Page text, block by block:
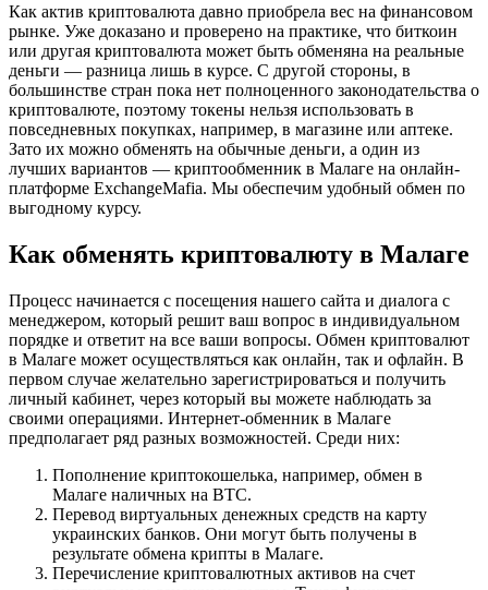
Как актив криптовалюта давно приобрела вес на финансовом
рынке. Уже доказано и проверено на практике, что биткоин
или другая криптовалюта может быть обменяна на реальные
деньги — разница лишь в курсе. С другой стороны, в
большинстве стран пока нет полноценного законодательства о
криптовалюте, поэтому токены нельзя использовать в
повседневных покупках, например, в магазине или аптеке.
Зато их можно обменять на обычные деньги, а один из
лучших вариантов — криптообменник в Малаге на онлайн-
платформе ExchangeMafia. Мы обеспечим удобный обмен по
выгодному курсу.
Как обменять криптовалюту в Малаге
Процесс начинается с посещения нашего сайта и диалога с
менеджером, который решит ваш вопрос в индивидуальном
порядке и ответит на все ваши вопросы. Обмен криптовалют
в Малаге может осуществляться как онлайн, так и офлайн. В
первом случае желательно зарегистрироваться и получить
личный кабинет, через который вы можете наблюдать за
своими операциями. Интернет-обменник в Малаге
предполагает ряд разных возможностей. Среди них:
Пополнение криптокошелька, например, обмен в
Малаге наличных на BTC.
Перевод виртуальных денежных средств на карту
украинских банков. Они могут быть получены в
результате обмена крипты в Малаге.
Перечисление криптовалютных активов на счет